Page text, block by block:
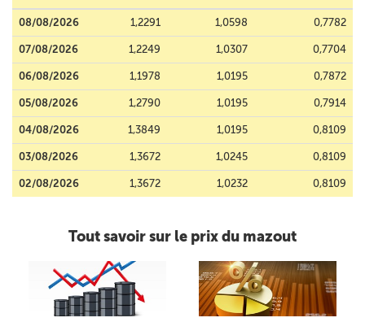
08/08/2026 1,2291 1,0598 0,7782
07/08/2026 1,2249 1,0307 0,7704
06/08/2026 1,1978 1,0195 0,7872
05/08/2026 1,2790 1,0195 0,7914
04/08/2026 1,3849 1,0195 0,8109
03/08/2026 1,3672 1,0245 0,8109
02/08/2026 1,3672 1,0232 0,8109
Tout savoir sur le prix du mazout